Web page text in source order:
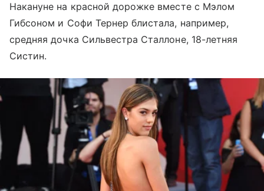
Накануне на красной дорожке вместе с Мэлом
Гибсоном и Софи Тернер блистала, например,
средняя дочка Сильвестра Сталлоне, 18-летняя
Систин.